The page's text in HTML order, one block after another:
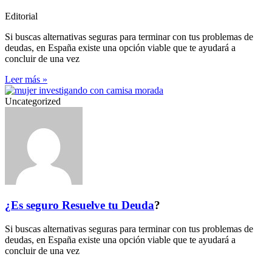
Editorial
Si buscas alternativas seguras para terminar con tus problemas de
deudas, en España existe una opción viable que te ayudará a
concluir de una vez
Leer más »
Uncategorized
¿Es seguro Resuelve tu Deuda?
Si buscas alternativas seguras para terminar con tus problemas de
deudas, en España existe una opción viable que te ayudará a
concluir de una vez